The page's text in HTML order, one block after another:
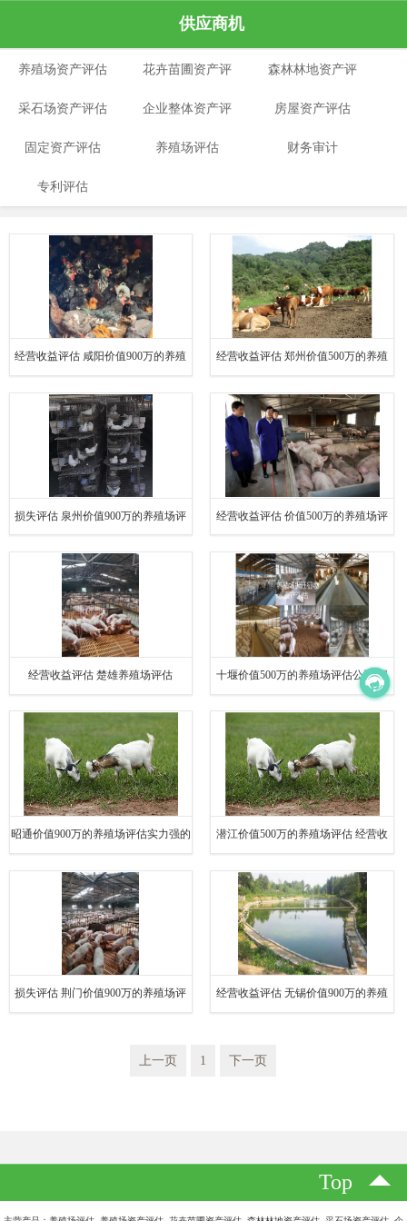
供应商机
养殖场资产评估 花卉苗圃资产评
估
森林林地资产评
估
采石场资产评估 企业整体资产评
估
房屋资产评估
固定资产评估 养殖场评估 财务审计
专利评估
经营收益评估 咸阳价值900万的养殖 经营收益评估 郑州价值500万的养殖
损失评估 泉州价值900万的养殖场评 经营收益评估 价值500万的养殖场评
经营收益评估 楚雄养殖场评估 十堰价值500万的养殖场评估公司 损
失评估
昭通价值900万的养殖场评估实力强的 潜江价值500万的养殖场评估 经营收
损失评估 荆门价值900万的养殖场评 经营收益评估 无锡价值900万的养殖
上一页 1 下一页
Top